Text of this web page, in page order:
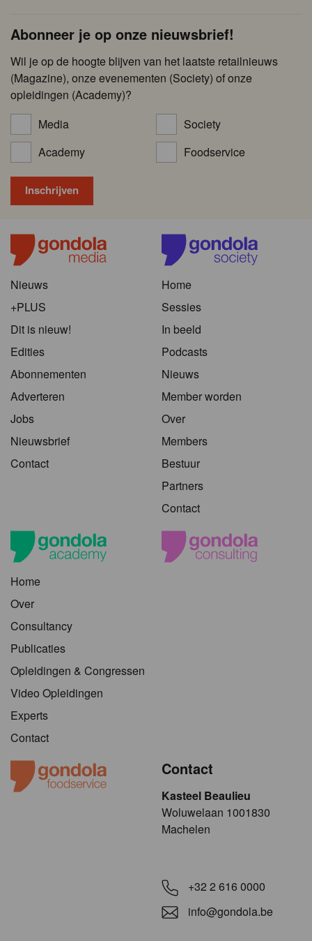
Abonneer je op onze nieuwsbrief!
Wil je op de hoogte blijven van het laatste retailnieuws
(Magazine), onze evenementen (Society) of onze
opleidingen (Academy)?
Media
Society
Academy
Foodservice
Nieuws
+PLUS
Dit is nieuw!
Edities
Abonnementen
Adverteren
Jobs
Nieuwsbrief
Contact
Home
Sessies
In beeld
Podcasts
Nieuws
Member worden
Over
Members
Bestuur
Partners
Contact
Home
Over
Consultancy
Publicaties
Opleidingen & Congressen
Video Opleidingen
Experts
Contact
Contact
Kasteel Beaulieu
​​​Woluwelaan 1001830
Machelen
+32 2 616 0000
info@gondola.be